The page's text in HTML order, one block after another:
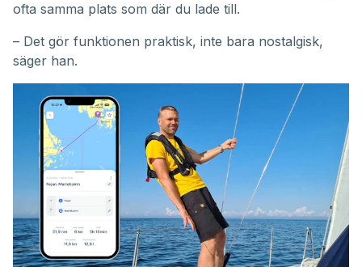
ofta samma plats som där du lade till.
– Det gör funktionen praktisk, inte bara nostalgisk,
säger han.